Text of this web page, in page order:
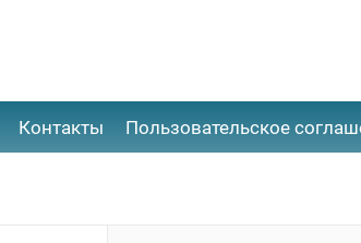
Контакты ​Пользовательское